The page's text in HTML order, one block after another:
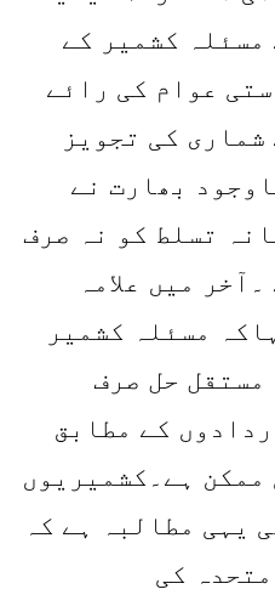
کشمیر کے
عوام کی رائے
کی تجویز
بھارت نے
تسلط کو نہ صرف
میں علامہ
مسئلہ کشمیر
مستقل حل صرف
کے مطابق
ممکن ہے۔کشمیریوں
یہی مطالبہ ہے کہ
کی